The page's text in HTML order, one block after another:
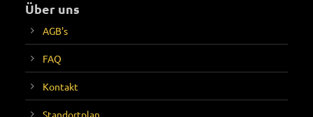
Über uns
AGB's
FAQ
Kontakt
Standortplan